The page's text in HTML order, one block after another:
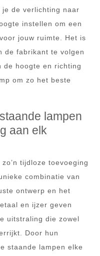
de verlichting naar
instellen om een
jouw ruimte. Het is
de fabrikant te volgen
de hoogte en richting
om zo het beste
lampen
aan elk
tijdloze toevoeging
combinatie van
ontwerp en het
en ijzer geven
uitstraling die zowel
Door hun
staande lampen elke